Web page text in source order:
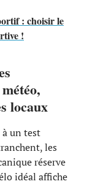
: choisir le
!
locaux
à un test
les
réserve
idéal affiche